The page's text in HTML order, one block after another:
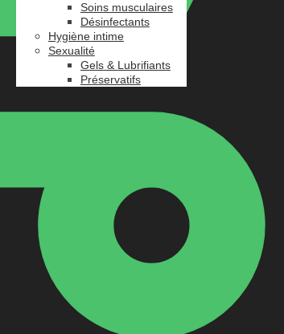
Soins musculaires
Désinfectants
Hygiène intime
Sexualité
Gels & Lubrifiants
Préservatifs